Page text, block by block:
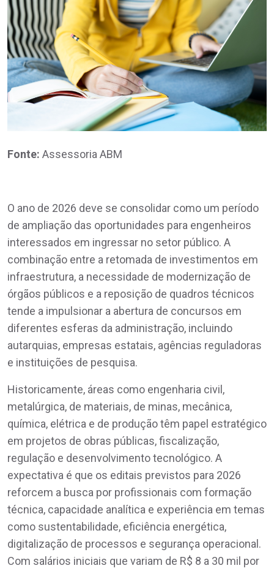
Fonte: Assessoria ABM
O ano de 2026 deve se consolidar como um período
de ampliação das oportunidades para engenheiros
interessados em ingressar no setor público. A
combinação entre a retomada de investimentos em
infraestrutura, a necessidade de modernização de
órgãos públicos e a reposição de quadros técnicos
tende a impulsionar a abertura de concursos em
diferentes esferas da administração, incluindo
autarquias, empresas estatais, agências reguladoras
e instituições de pesquisa.
Historicamente, áreas como engenharia civil,
metalúrgica, de materiais, de minas, mecânica,
química, elétrica e de produção têm papel estratégico
em projetos de obras públicas, fiscalização,
regulação e desenvolvimento tecnológico. A
expectativa é que os editais previstos para 2026
reforcem a busca por profissionais com formação
técnica, capacidade analítica e experiência em temas
como sustentabilidade, eficiência energética,
digitalização de processos e segurança operacional.
Com salários iniciais que variam de R$ 8 a 30 mil por